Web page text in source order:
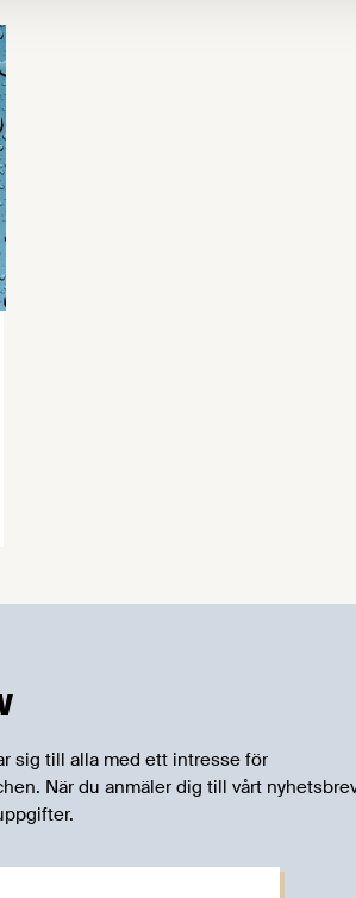
sig till alla med ett intresse för
När du anmäler dig till vårt